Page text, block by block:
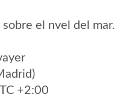
el nvel del mar.
+2:00